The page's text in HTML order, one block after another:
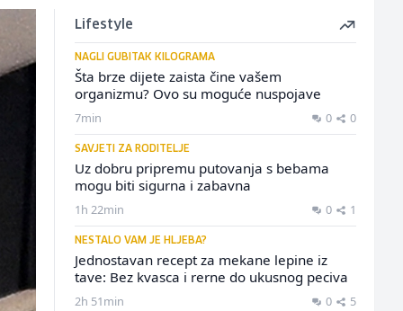
Lifestyle
NAGLI GUBITAK KILOGRAMA
Šta brze dijete zaista čine vašem
organizmu? Ovo su moguće nuspojave
7min 0 0
SAVJETI ZA RODITELJE
Uz dobru pripremu putovanja s bebama
mogu biti sigurna i zabavna
1h 22min 0 1
NESTALO VAM JE HLJEBA?
Jednostavan recept za mekane lepine iz
tave: Bez kvasca i rerne do ukusnog peciva
2h 51min 0 5